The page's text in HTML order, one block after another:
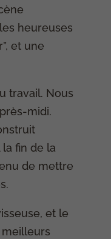
heureuses
et une
travail. Nous
midi.
fin de la
de mettre
et le